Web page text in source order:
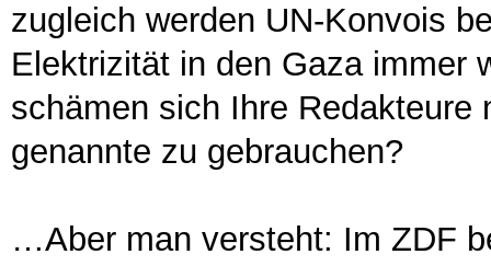
zugleich werden UN-Konvois
Elektrizität in den Gaza immer
schämen sich Ihre Redakteure
genannte zu gebrauchen?
…Aber man versteht: Im ZDF